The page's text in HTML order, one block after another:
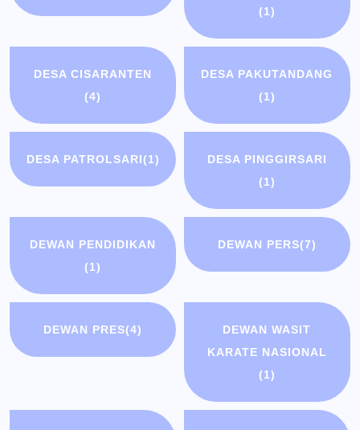
(1)
DESA CISARANTEN
(4)
DESA PAKUTANDANG
(1)
DESA PATROLSARI(1)
DESA PINGGIRSARI
(1)
DEWAN PENDIDIKAN
(1)
DEWAN PERS(7)
DEWAN PRES(4)
DEWAN WASIT
KARATE NASIONAL
(1)